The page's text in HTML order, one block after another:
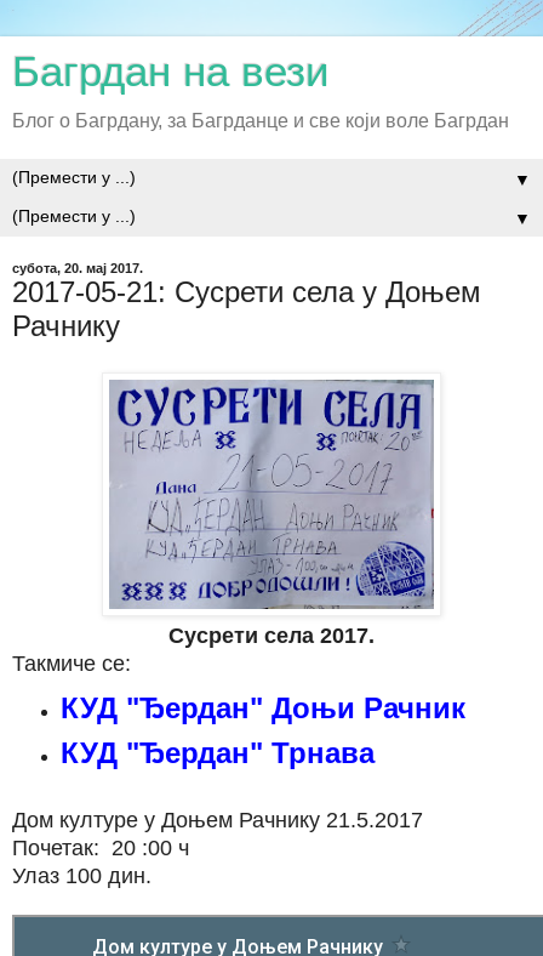
Багрдан на вези
Блог о Багрдану, за Багрданце и све који воле Багрдан
▼
▼
субота, 20. мај 2017.
2017-05-21: Сусрети села у Доњем
Рачнику
Сусрети села 2017.
Такмиче се:
КУД "Ђердан" Доњи Рачник
КУД "Ђердан" Трнава
Дом културе у Доњем Рачнику 21.5.2017
Почетак: 20 :00 ч
Улаз 100 дин.